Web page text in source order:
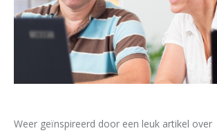
Weer geïnspireerd door een leuk artikel over